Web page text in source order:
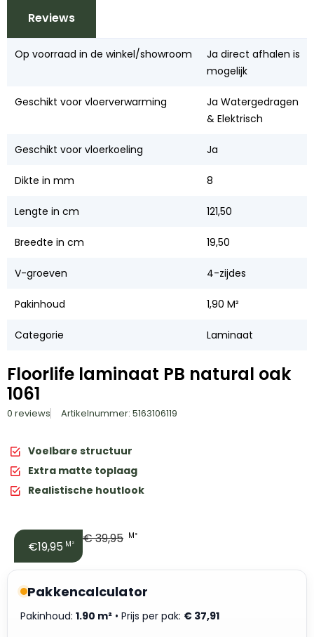
Reviews
Op voorraad in de winkel/showroom
Ja direct afhalen is
mogelijk
Geschikt voor vloerverwarming
Ja Watergedragen
& Elektrisch
Geschikt voor vloerkoeling Ja
Dikte in mm 8
Lengte in cm 121,50
Breedte in cm 19,50
V-groeven 4-zijdes
Pakinhoud 1,90 M²
Categorie Laminaat
Floorlife laminaat PB natural oak
1061
0 reviews Artikelnummer: 5163106119
Voelbare structuur
Extra matte toplaag
Realistische houtlook
€19,95 M² €39,95 M²
Pakkencalculator
Pakinhoud: 1.90 m² • Prijs per pak: € 37,91